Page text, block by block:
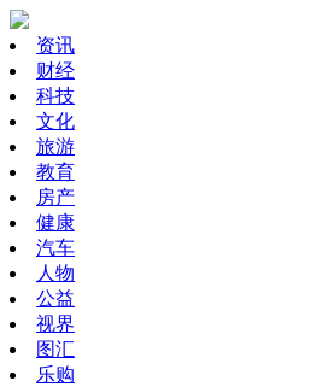
资讯
财经
科技
文化
旅游
教育
房产
健康
汽车
人物
公益
视界
图汇
乐购